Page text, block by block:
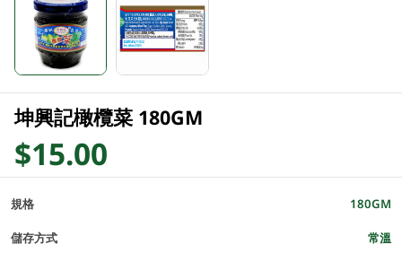
坤興記橄欖菜 180GM
$15.00
規格 180GM
儲存方式 常溫